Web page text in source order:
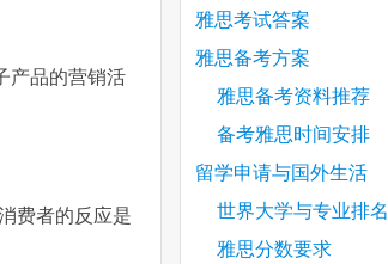
产品的营销活
费者的反应是
雅思考试答案
雅思备考方案
雅思备考资料推荐
备考雅思时间安排
留学申请与国外生活
世界大学与专业排名
雅思分数要求